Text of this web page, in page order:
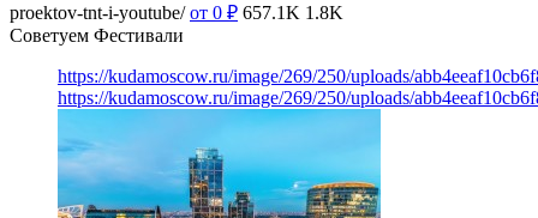
proektov-tnt-i-youtube/ от 0 ₽ 657.1K 1.8K
Советуем Фестивали
https://kudamoscow.ru/image/269/250/uploads/
https://kudamoscow.ru/image/269/250/uploads/